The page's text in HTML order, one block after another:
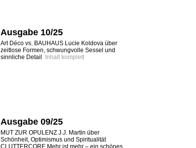
Ausgabe 10/25
Art Déco vs. BAUHAUS Lucie Koldova über
zeitlose Formen, schwungvolle Sessel und
sinnliche Detail
Inhalt komplett
Ausgabe 09/25
MUT ZUR OPULENZ J.J. Martin über
Schönheit, Optimismus und Spiritualität
CLUTTERCORE Mehr ist mehr – ein schönes